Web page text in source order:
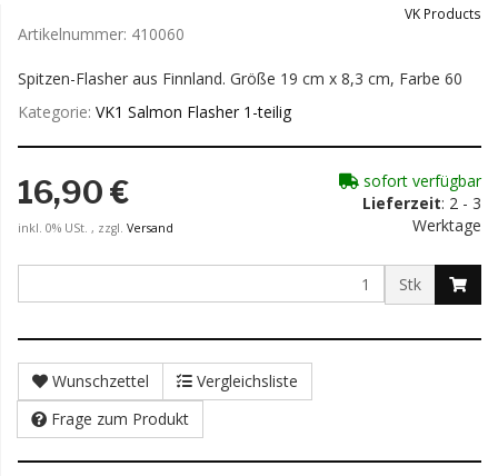
VK Products
Artikelnummer: 410060
Spitzen-Flasher aus Finnland. Größe 19 cm x 8,3 cm, Farbe 60
Kategorie: VK1 Salmon Flasher 1-teilig
16,90 €
inkl. 0% USt. , zzgl. Versand
sofort verfügbar
Lieferzeit: 2 - 3
Werktage
Stk
Wunschzettel
Vergleichsliste
Frage zum Produkt